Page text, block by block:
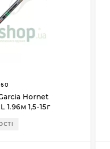
Hornet
1.96м 1,5-15г